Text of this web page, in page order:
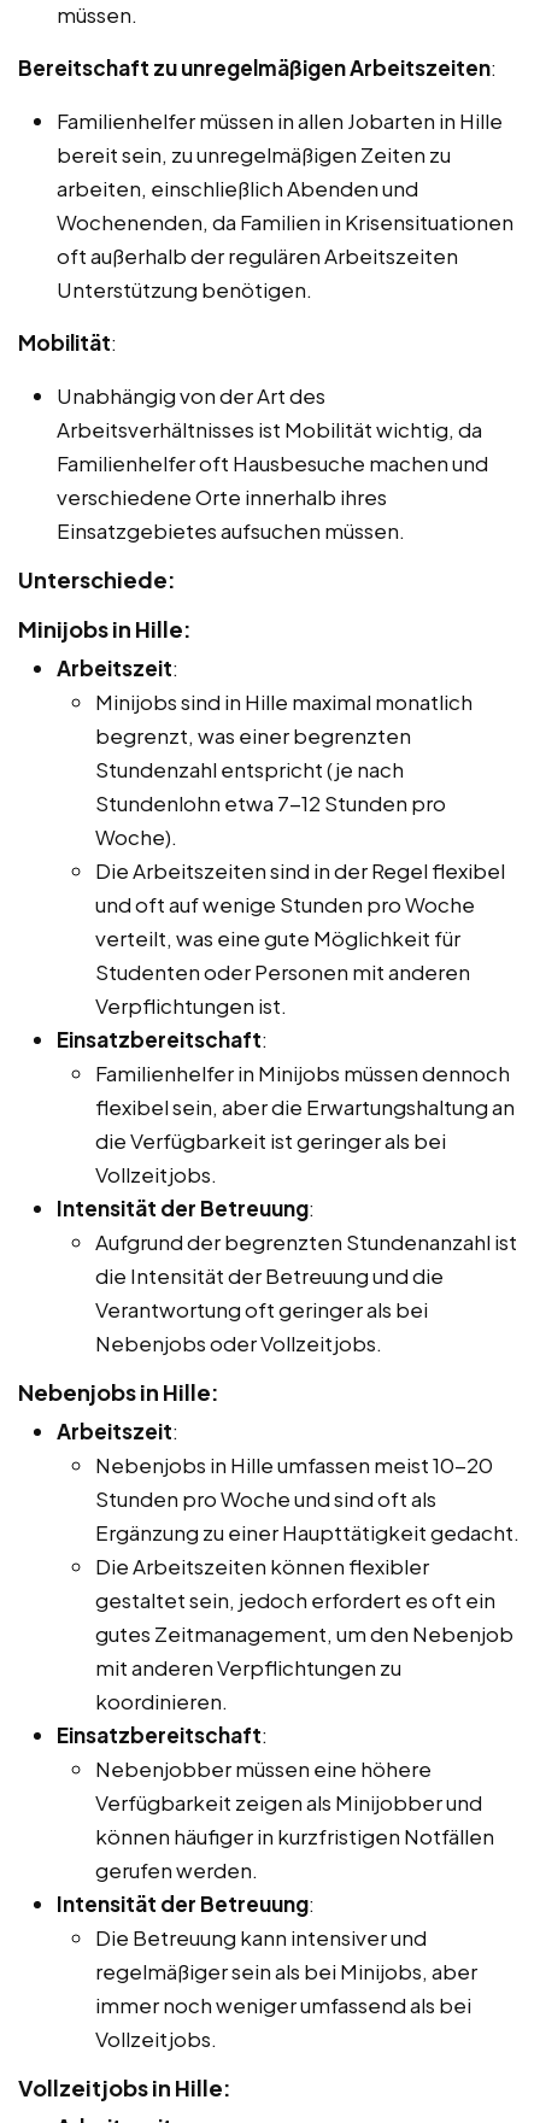
müssen.
Bereitschaft zu unregelmäßigen Arbeitszeiten:
Familienhelfer müssen in allen Jobarten in Hille
bereit sein, zu unregelmäßigen Zeiten zu
arbeiten, einschließlich Abenden und
Wochenenden, da Familien in Krisensituationen
oft außerhalb der regulären Arbeitszeiten
Unterstützung benötigen.
Mobilität:
Unabhängig von der Art des
Arbeitsverhältnisses ist Mobilität wichtig, da
Familienhelfer oft Hausbesuche machen und
verschiedene Orte innerhalb ihres
Einsatzgebietes aufsuchen müssen.
Unterschiede:
Minijobs in Hille:
Arbeitszeit:
Minijobs sind in Hille maximal monatlich
begrenzt, was einer begrenzten
Stundenzahl entspricht (je nach
Stundenlohn etwa 7-12 Stunden pro
Woche).
Die Arbeitszeiten sind in der Regel flexibel
und oft auf wenige Stunden pro Woche
verteilt, was eine gute Möglichkeit für
Studenten oder Personen mit anderen
Verpflichtungen ist.
Einsatzbereitschaft:
Familienhelfer in Minijobs müssen dennoch
flexibel sein, aber die Erwartungshaltung an
die Verfügbarkeit ist geringer als bei
Vollzeitjobs.
Intensität der Betreuung:
Aufgrund der begrenzten Stundenanzahl ist
die Intensität der Betreuung und die
Verantwortung oft geringer als bei
Nebenjobs oder Vollzeitjobs.
Nebenjobs in Hille:
Arbeitszeit:
Nebenjobs in Hille umfassen meist 10-20
Stunden pro Woche und sind oft als
Ergänzung zu einer Haupttätigkeit gedacht.
Die Arbeitszeiten können flexibler
gestaltet sein, jedoch erfordert es oft ein
gutes Zeitmanagement, um den Nebenjob
mit anderen Verpflichtungen zu
koordinieren.
Einsatzbereitschaft:
Nebenjobber müssen eine höhere
Verfügbarkeit zeigen als Minijobber und
können häufiger in kurzfristigen Notfällen
gerufen werden.
Intensität der Betreuung:
Die Betreuung kann intensiver und
regelmäßiger sein als bei Minijobs, aber
immer noch weniger umfassend als bei
Vollzeitjobs.
Vollzeitjobs in Hille: